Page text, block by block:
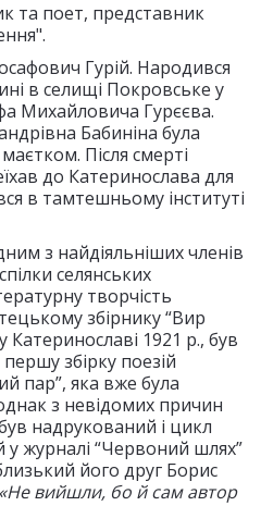
та поет, представник
Гурій. Народився
в селищі Покровське у
Михайловича Гурєєва.
Бабиніна була
Після смерті
до Катеринослава для
в тамтешньому інституті
з найдіяльніших членів
селянських
творчість
збірнику “Вир
1921 р., був
збірку поезій
пар”, яка вже була
з невідомих причин
надрукований і цикл
у журналі “Червоний шлях”
його друг Борис
«Не вийшли, бо й сам автор